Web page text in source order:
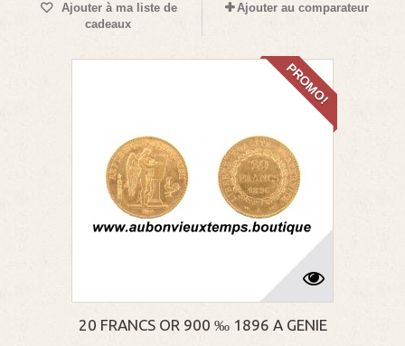
Ajouter à ma liste de
cadeaux
Ajouter au comparateur
PROMO!
20 FRANCS OR 900 ‰ 1896 A GENIE